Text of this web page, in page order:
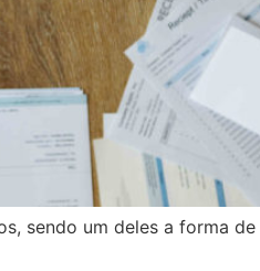
sendo um deles a forma